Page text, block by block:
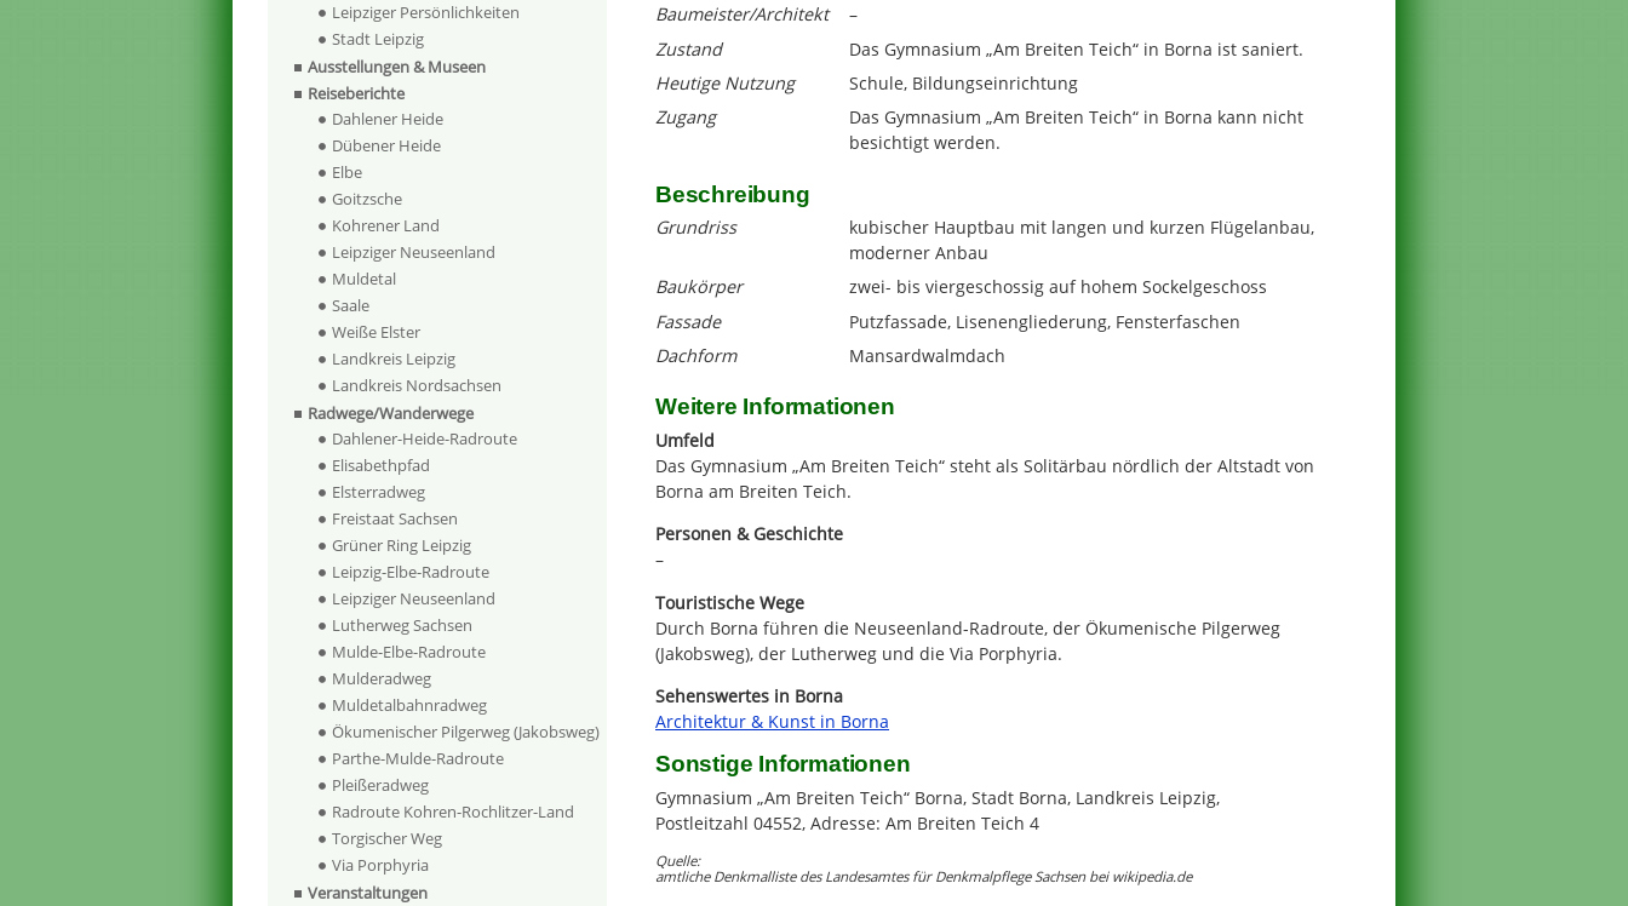
Baumeister/Architekt
–
Zustand
Das Gymnasium „Am Breiten Teich“ in Borna ist saniert.
Heutige Nutzung
Schule, Bildungseinrichtung
Zugang
Das Gymnasium „Am Breiten Teich“ in Borna kann nicht
besichtigt werden.
Beschreibung
Grundriss
kubischer Hauptbau mit langen und kurzen Flügelanbau,
moderner Anbau
Baukörper
zwei- bis viergeschossig auf hohem Sockelgeschoss
Fassade
Putzfassade, Lisenengliederung, Fensterfaschen
Dachform
Mansardwalmdach
Weitere Informationen
Umfeld
Das Gymnasium „Am Breiten Teich“ steht als Solitärbau nördlich der Altstadt von
Borna am Breiten Teich.
Personen & Geschichte
–
Touristische Wege
Durch Borna führen die Neuseenland-Radroute, der Ökumenische Pilgerweg
(Jakobsweg), der Lutherweg und die Via Porphyria.
Sehenswertes in Borna
Architektur & Kunst in Borna
Sonstige Informationen
Gymnasium „Am Breiten Teich“ Borna, Stadt Borna, Landkreis Leipzig,
Postleitzahl 04552, Adresse: Am Breiten Teich 4
Quelle:
amtliche Denkmalliste des Landesamtes für Denkmalpflege Sachsen bei wikipedia.de
Leipziger Persönlichkeiten
Stadt Leipzig
Ausstellungen & Museen
Reiseberichte
Dahlener Heide
Dübener Heide
Elbe
Goitzsche
Kohrener Land
Leipziger Neuseenland
Muldetal
Saale
Weiße Elster
Landkreis Leipzig
Landkreis Nordsachsen
Radwege/Wanderwege
Dahlener-Heide-Radroute
Elisabethpfad
Elsterradweg
Freistaat Sachsen
Grüner Ring Leipzig
Leipzig-Elbe-Radroute
Leipziger Neuseenland
Lutherweg Sachsen
Mulde-Elbe-Radroute
Mulderadweg
Muldetalbahnradweg
Ökumenischer Pilgerweg (Jakobsweg)
Parthe-Mulde-Radroute
Pleißeradweg
Radroute Kohren-Rochlitzer-Land
Torgischer Weg
Via Porphyria
Veranstaltungen